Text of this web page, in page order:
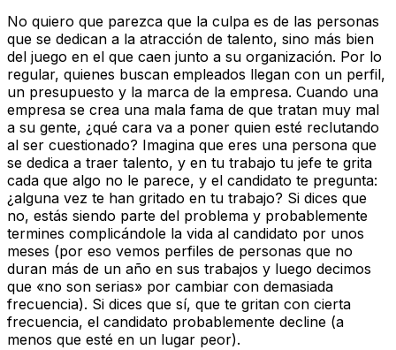
No quiero que parezca que la culpa es de las personas
que se dedican a la atracción de talento, sino más bien
del juego en el que caen junto a su organización. Por lo
regular, quienes buscan empleados llegan con un perfil,
un presupuesto y la marca de la empresa. Cuando una
empresa se crea una mala fama de que tratan muy mal
a su gente, ¿qué cara va a poner quien esté reclutando
al ser cuestionado? Imagina que eres una persona que
se dedica a traer talento, y en tu trabajo tu jefe te grita
cada que algo no le parece, y el candidato te pregunta:
¿alguna vez te han gritado en tu trabajo? Si dices que
no, estás siendo parte del problema y probablemente
termines complicándole la vida al candidato por unos
meses (por eso vemos perfiles de personas que no
duran más de un año en sus trabajos y luego decimos
que «no son serias» por cambiar con demasiada
frecuencia). Si dices que sí, que te gritan con cierta
frecuencia, el candidato probablemente decline (a
menos que esté en un lugar peor).